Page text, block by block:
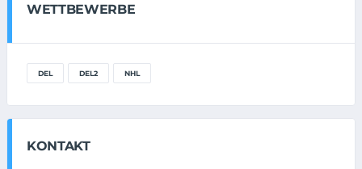
WETTBEWERBE
DEL DEL2 NHL
KONTAKT